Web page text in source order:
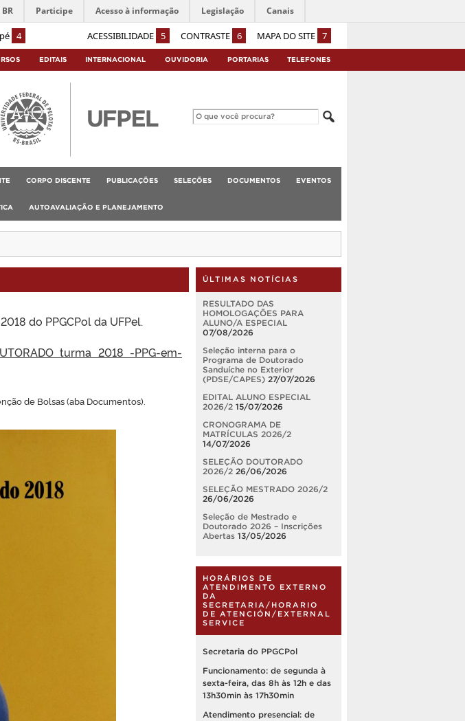
4 ACESSIBILIDADE 5 CONTRASTE 6 MAPA DO SITE 7
Participe Acesso à informação Legislação Canais
EDITAIS INTERNACIONAL OUVIDORIA PORTARIAS TELEFONES
CORPO DISCENTE PUBLICAÇÕES SELEÇÕES DOCUMENTOS EVENTOS
AUTOAVALIAÇÃO E PLANEJAMENTO
do PPGCPol da UFPel.
turma 2018 -PPG-em-
de Bolsas (aba Documentos).
ÚLTIMAS NOTÍCIAS
RESULTADO DAS
HOMOLOGAÇÕES PARA
ALUNO/A ESPECIAL
07/08/2026
Seleção interna para o
Programa de Doutorado
Sanduíche no Exterior
(PDSE/CAPES) 27/07/2026
EDITAL ALUNO ESPECIAL
2026/2 15/07/2026
CRONOGRAMA DE
MATRÍCULAS 2026/2
14/07/2026
SELEÇÃO DOUTORADO
2026/2 26/06/2026
SELEÇÃO MESTRADO 2026/2
26/06/2026
Seleção de Mestrado e
Doutorado 2026 – Inscrições
Abertas 13/05/2026
HORÁRIOS DE
ATENDIMENTO EXTERNO
DA
SECRETARIA/HORARIO
DE ATENCIÓN/EXTERNAL
SERVICE
Secretaria do PPGCPol
Funcionamento: de segunda à
sexta-feira, das 8h às 12h e das
13h30min às 17h30min
Atendimento presencial: de